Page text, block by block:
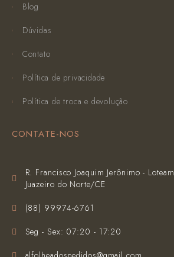
Blog
Dúvidas
Contato
Política de privacidade
Política de troca e devolução
CONTATE-NOS
R. Francisco Joaquim Jerônimo -
Juazeiro do Norte/CE
(‪88) 99974-6761‬
Seg - Sex: 07:20 - 17:20